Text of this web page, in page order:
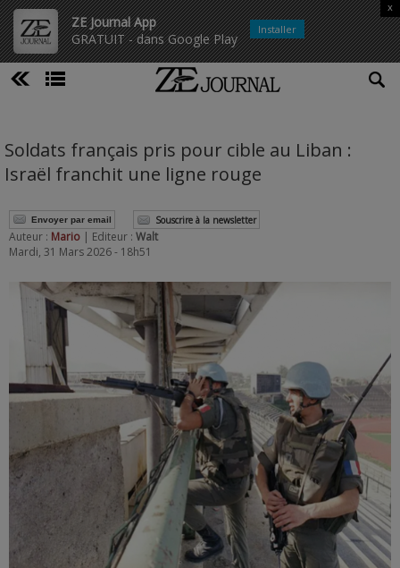
ZE Journal App
GRATUIT - dans Google Play
x
Installer
Soldats français pris pour cible au Liban :
Israël franchit une ligne rouge
Envoyer par email Souscrire à la newsletter
Auteur : Mario | Editeur : Walt
Mardi, 31 Mars 2026 - 18h51